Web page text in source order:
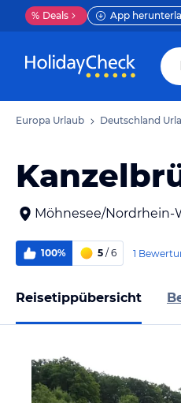
% Deals App
Europa Urlaub Deutschland
Möhnesee/Nordrhein-
100% 5 / 6 1
Reisetippübersicht